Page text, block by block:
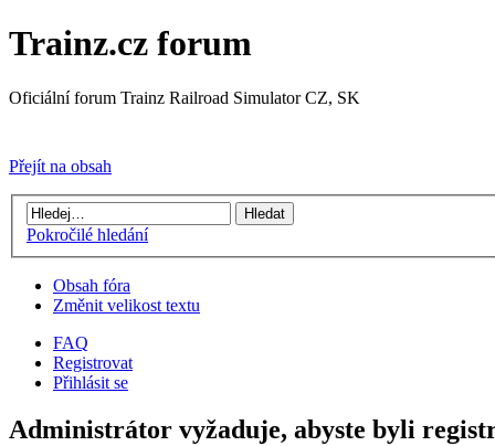
Trainz.cz forum
Oficiální forum Trainz Railroad Simulator CZ, SK
Přejít na obsah
Pokročilé hledání
Obsah fóra
Změnit velikost textu
FAQ
Registrovat
Přihlásit se
Administrátor vyžaduje, abyste byli